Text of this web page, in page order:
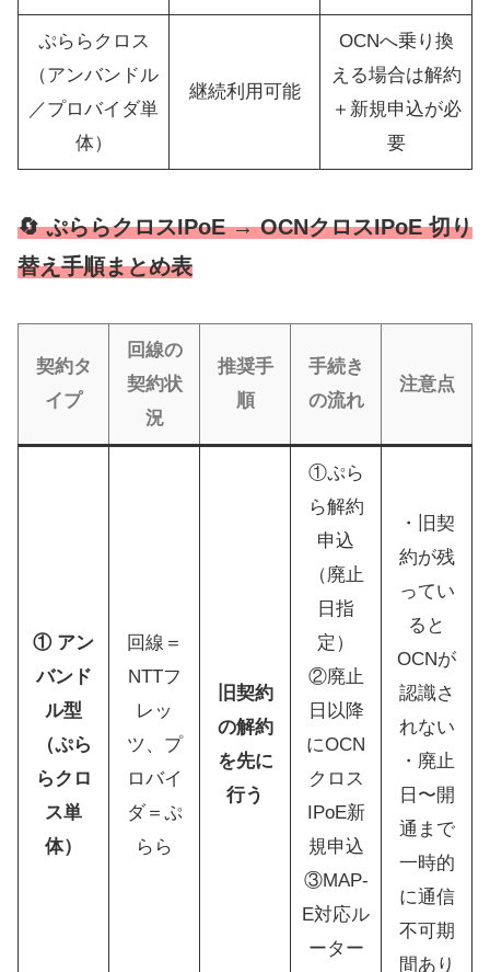
ぷららクロス
（アンバンドル
／プロバイダ単
体）
継続利用可能
OCNへ乗り換
える場合は解約
＋新規申込が必
要
🔄 ぷららクロスIPoE → OCNクロスIPoE 切り
替え手順まとめ表
契約タ
イプ
回線の
契約状
況
推奨手
順
手続き
の流れ
注意点
① アン
バンド
ル型
（ぷら
らクロ
ス単
体）
回線＝
NTTフ
レッ
ツ、プ
ロバイ
ダ＝ぷ
らら
旧契約
の解約
を先に
行う
①ぷら
ら解約
申込
（廃止
日指
定）
②廃止
日以降
にOCN
クロス
IPoE新
規申込
③MAP-
E対応ル
ーター
・旧契
約が残
ってい
ると
OCNが
認識さ
れない
・廃止
日〜開
通まで
一時的
に通信
不可期
間あり